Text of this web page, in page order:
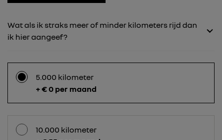
Wat als ik straks meer of minder kilometers rijd dan
ik hier aangeef?
5.000 kilometer
+ € 0 per maand
10.000 kilometer